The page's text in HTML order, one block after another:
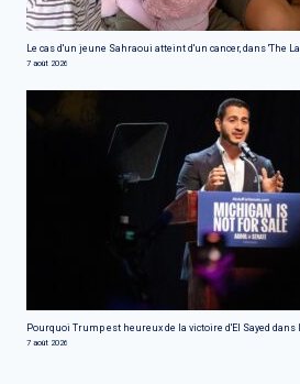
Le cas d'un jeune Sahraoui atteint d'un cancer, dans 'The
7 août 2026
Pourquoi Trump est heureux de la victoire d'El Sayed dans
7 août 2026